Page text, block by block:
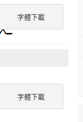
字體下載
字體下載